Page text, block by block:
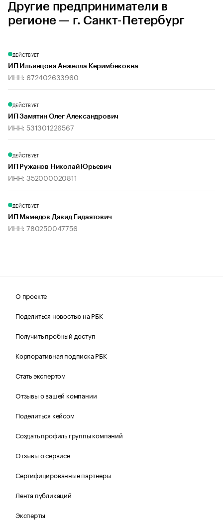
Другие предприниматели в
регионе — г. Санкт-Петербург
ДЕЙСТВУЕТ
ИП Ильинцова Анжелла Керимбековна
ИНН: 672402633960
ДЕЙСТВУЕТ
ИП Замятин Олег Александрович
ИНН: 531301226567
ДЕЙСТВУЕТ
ИП Ружанов Николай Юрьевич
ИНН: 352000020811
ДЕЙСТВУЕТ
ИП Мамедов Давид Гидаятович
ИНН: 780250047756
О проекте
Поделиться новостью на РБК
Получить пробный доступ
Корпоративная подписка РБК
Стать экспертом
Отзывы о вашей компании
Поделиться кейсом
Создать профиль группы компаний
Отзывы о сервисе
Сертифицированные партнеры
Лента публикаций
Эксперты